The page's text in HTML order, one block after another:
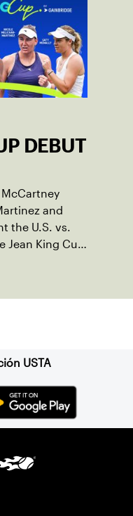
DEBUT
McCartney
and
the U.S. vs.
Jean King Cup
USTA